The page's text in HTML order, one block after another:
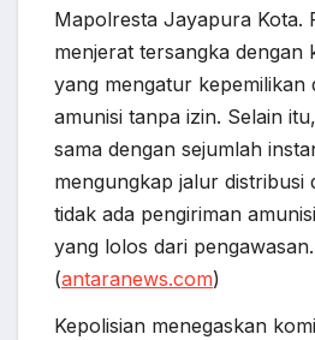
Mapolresta Jayapura Kota.
menjerat tersangka dengan
yang mengatur kepemilikan
amunisi tanpa izin. Selain
sama dengan sejumlah
mengungkap jalur distribusi
tidak ada pengiriman
yang lolos dari pengawasan.
(antaranews.com)
Kepolisian menegaskan